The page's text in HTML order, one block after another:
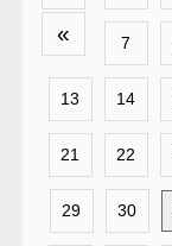
«
7
13 14
21 22
29 30